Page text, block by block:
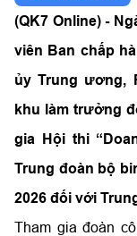
(QK7 Online) -
viên Ban chấp
ủy Trung ương,
khu làm trưởng
gia Hội thi
Trung đoàn bộ
2026 đối với
Tham gia đoàn